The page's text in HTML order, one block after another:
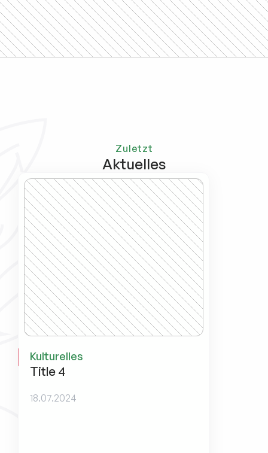
Zuletzt
Aktuelles
Kulturelles
Title 4
18.07.2024